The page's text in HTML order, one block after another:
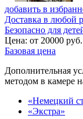
добавить в
Доставка в любой
Безопасно для
Цена: от 20000
Базовая цена
Дополнительная
методом в камере
«Немецкий
«Экстра»